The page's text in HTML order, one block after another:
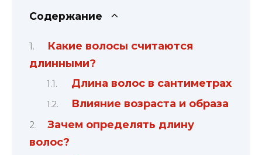
Содержание
Какие волосы считаются
длинными?
Длина волос в сантиметрах
Влияние возраста и образа
Зачем определять длину
волос?